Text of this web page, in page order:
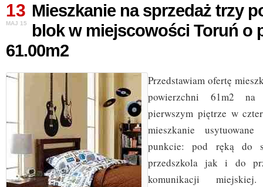
13
MAJ 15
Mieszkanie na sprzedaż trzy
blok w miejscowości Toruń o
61.00m2
Przedstawiam ofertę
powierzchni 61m2
pierwszym piętrze w
mieszkanie
punkcie: pod ręką do
przedszkola jak i do
komunikacji